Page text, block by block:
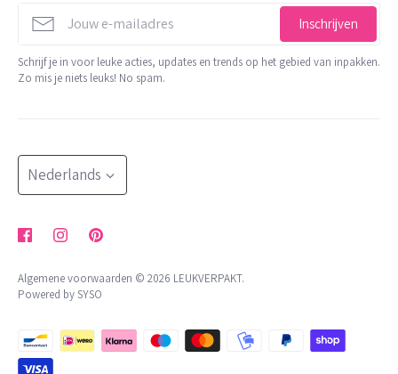
decoratie en koord
trakteren
shop op thema
blog
contact
klachtenregeling
algemene voorwaarden
privacybeleid
info@leukverpakt.nl
KVK: 65801679
Bestellingen worden minimaal 2x per week verzonden
Inschrijven
Schrijf je in voor leuke acties, updates en trends op het gebied van inpakken.
Zo mis je niets leuks! No spam.
Taal
Nederlands
Algemene voorwaarden © 2026 LEUKVERPAKT.
Powered by SYSO